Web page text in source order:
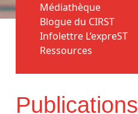
Accueil > Publications >
Publications
Médiathèque
Blogue du CIRST
Infolettre L’expreST
Ressources